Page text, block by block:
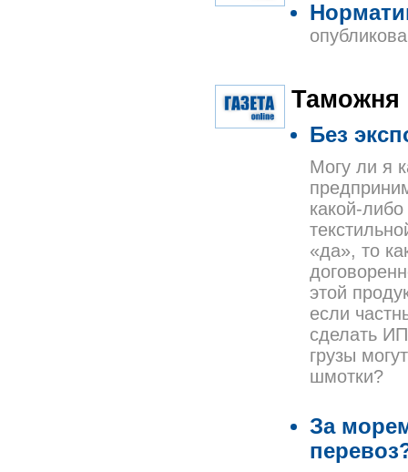
Таможня
Без
Могу ли я
какой-
«да», то
этой
если
сделать
грузы
шмотки?
За